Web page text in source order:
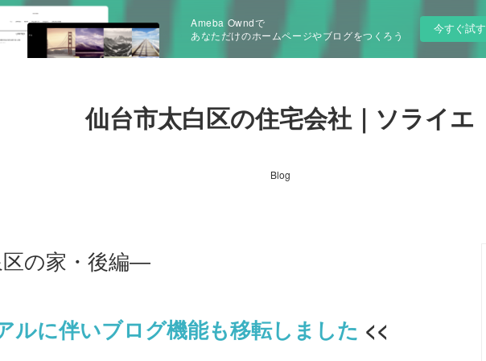
Ameba Owndで
あなただけのホームページやブログをつくろう
今すぐ試す
仙台市太白区の住宅会社｜ソライエ
Blog
の家・後編―
ルに伴いブログ機能も移転しました <<